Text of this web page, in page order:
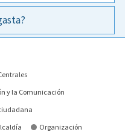
y la Comunicación
Organización